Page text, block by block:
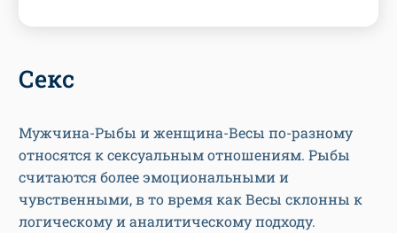
Секс
Мужчина-Рыбы и женщина-Весы по-разному
относятся к сексуальным отношениям. Рыбы
считаются более эмоциональными и
чувственными, в то время как Весы склонны к
логическому и аналитическому подходу.